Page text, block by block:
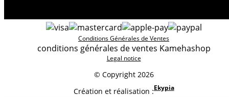
© Copyright 2026
Conditions Générales de Ventes
conditions générales de ventes Kamehashop
Legal notice
Création et réalisation :Ekypia